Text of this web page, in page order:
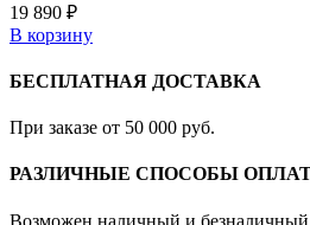
19 890 ₽
В корзину
БЕСПЛАТНАЯ ДОСТАВКА
При заказе от 50 000 руб.
РАЗЛИЧНЫЕ СПОСОБЫ
Возможен наличный и безналичный